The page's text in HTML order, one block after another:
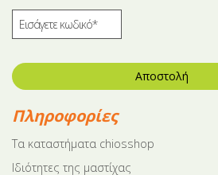
Αποστολή
Πληροφορίες
Tα καταστήματα chiosshop
Ιδιότητες της μαστίχας